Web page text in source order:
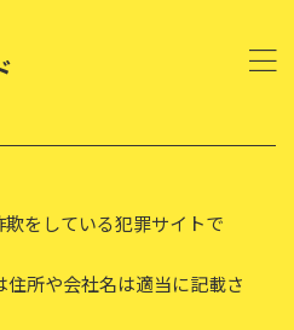
をしている犯罪サイトで
所や会社名は適当に記載さ